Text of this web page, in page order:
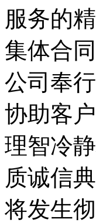
服务的
集体合
公司奉
协助客
理智冷
质诚信
将发生